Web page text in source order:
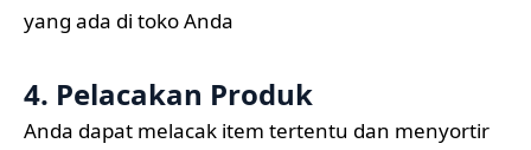
yang ada di toko Anda
4. Pelacakan Produk
Anda dapat melacak item tertentu dan menyortir